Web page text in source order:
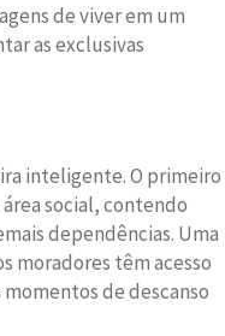
de viver em um
as exclusivas
inteligente. O primeiro
social, contendo
dependências. Uma
moradores têm acesso
de descanso